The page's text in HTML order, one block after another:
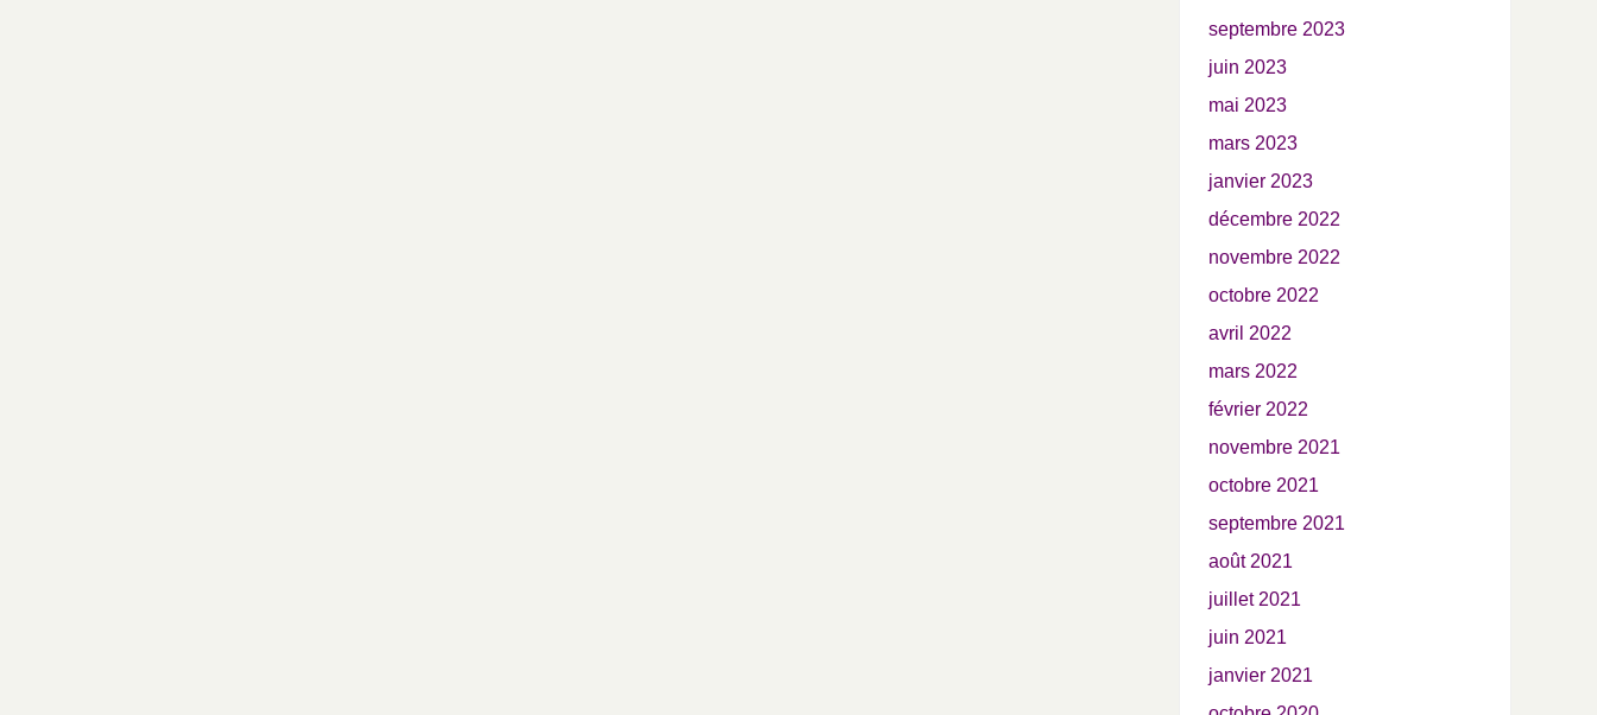
septembre 2023
juin 2023
mai 2023
mars 2023
janvier 2023
décembre 2022
novembre 2022
octobre 2022
avril 2022
mars 2022
février 2022
novembre 2021
octobre 2021
septembre 2021
août 2021
juillet 2021
juin 2021
janvier 2021